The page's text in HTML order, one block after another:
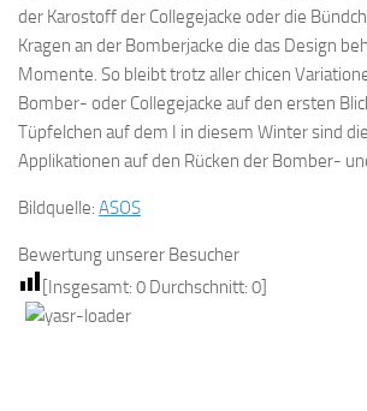
der Karostoff der Collegejacke oder die
Kragen an der Bomberjacke die das Design
Momente. So bleibt trotz aller chicen
Bomber- oder Collegejacke auf den ersten
Tüpfelchen auf dem I in diesem Winter sind
Applikationen auf den Rücken der Bomber-
Bildquelle: ASOS
Bewertung unserer Besucher
[Insgesamt: 0 Durchschnitt: 0]